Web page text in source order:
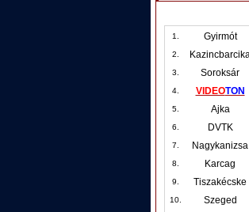
1. Gyirmót
2.
3. Soroksár
4. VIDEOTON
5. Ajka
6. DVTK
7. Nagykanizsa
8. Karcag
9. Tiszakécske
10. Szeged